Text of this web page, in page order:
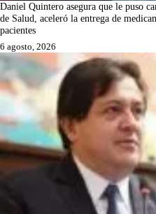
Daniel Quintero asegura que le puso
de Salud, aceleró la entrega de
pacientes
6 agosto, 2026